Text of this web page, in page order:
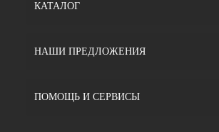
КАТАЛОГ
НАШИ ПРЕДЛОЖЕНИЯ
ПОМОЩЬ И СЕРВИСЫ